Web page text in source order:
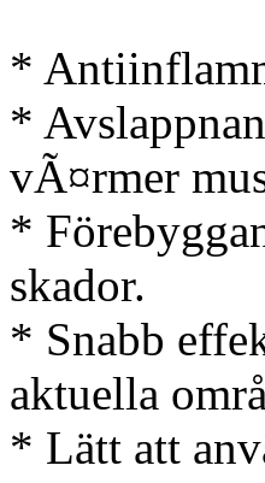
*
*
vÃ¤rmer
*
skador.
* Snabb
aktuella
* Lätt att